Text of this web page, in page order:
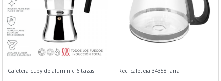
Cafetera cupy de aluminio 6 tazas Rec. cafetera 34358 jarra